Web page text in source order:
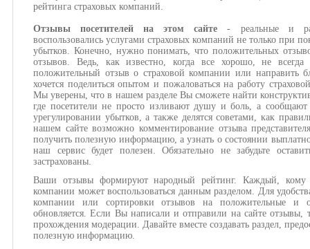
рейтинга страховых компаний.
Отзывы посетителей на этом сайте- реальные и
воспользовались услугами страховых компаний не только при
убытков. Конечно, нужно понимать, что положительных
отзывов. Ведь, как известно, когда все хорошо, не всегда
положительный отзыв о страховой компании или направить
хочется поделиться опытом и пожаловаться на работу
Мы уверены, что в нашем разделе Вы сможете найти
где посетители не просто изливают душу и боль, а сообщают
урегулировании убытков, а также делятся советами, как
нашем сайте возможно комментирование отзыва
получить полезную информацию, а узнать о состоянии
наш сервис будет полезен. Обязательно не забудьте
застрахованы.
Ваши отзывы формируют народный рейтинг. Каждый, кому
компании может воспользоваться данным разделом. Для
компании или сортировки отзывов на положительные и
обновляется. Если Вы написали и отправили на сайте отзывы,
прохождения модерации. Давайте вместе создавать раздел,
полезную информацию.